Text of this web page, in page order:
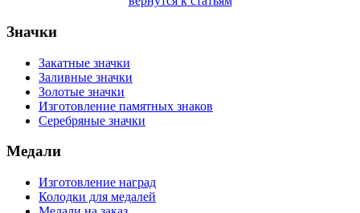
Значки
Закатные значки
Заливные значки
Золотые значки
Изготовление памятных знаков
Серебряные значки
Медали
Изготовление наград
Колодки для медалей